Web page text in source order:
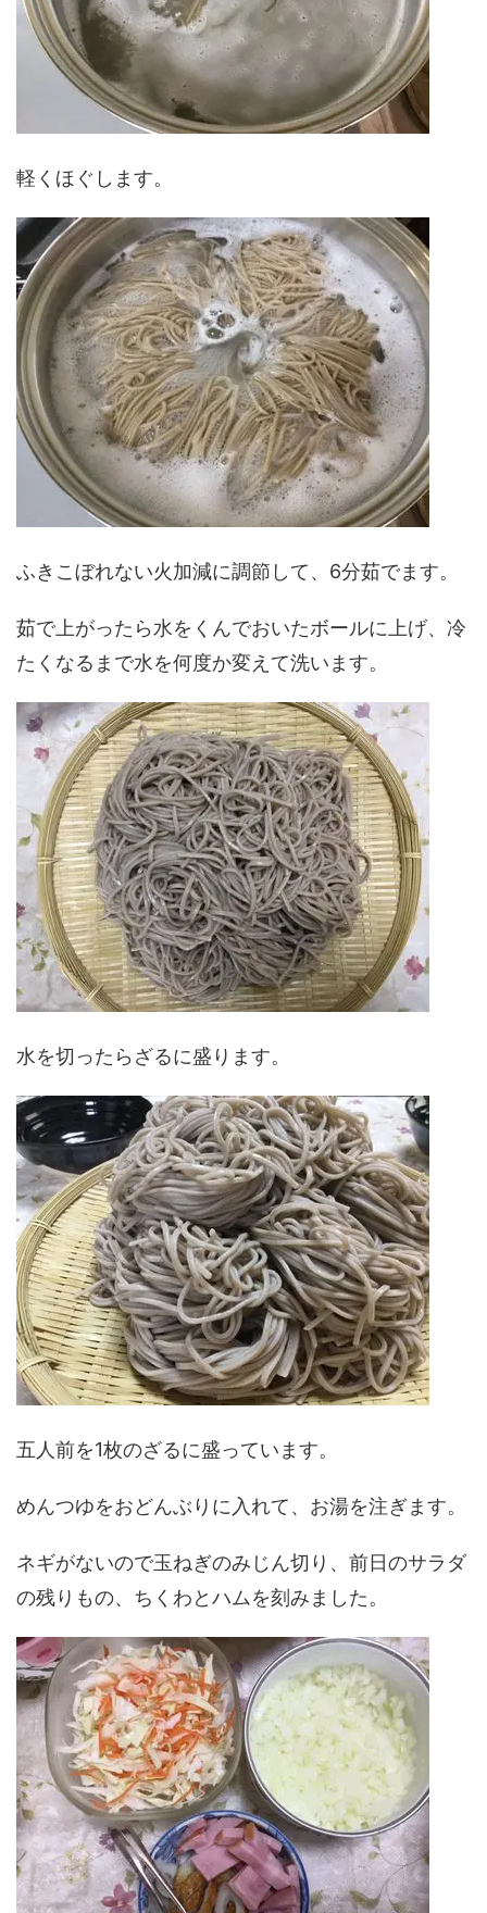
軽くほぐします。
ふきこぼれない火加減に調節して、6分茹でます。
茹で上がったら水をくんでおいたボールに上げ、冷
たくなるまで水を何度か変えて洗います。
水を切ったらざるに盛ります。
五人前を1枚のざるに盛っています。
めんつゆをおどんぶりに入れて、お湯を注ぎます。
ネギがないので玉ねぎのみじん切り、前日のサラダ
の残りもの、ちくわとハムを刻みました。